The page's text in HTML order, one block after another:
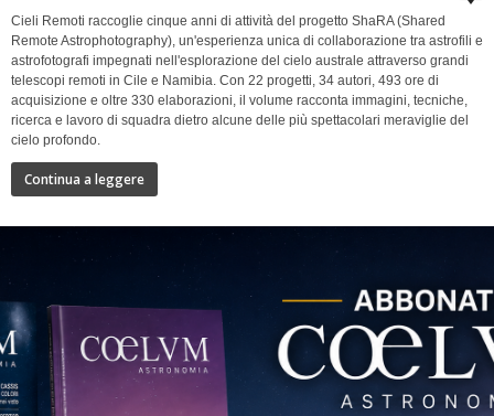
Cieli Remoti raccoglie cinque anni di attività del progetto ShaRA (Shared
Remote Astrophotography), un'esperienza unica di collaborazione tra astrofili e
astrofotografi impegnati nell'esplorazione del cielo australe attraverso grandi
telescopi remoti in Cile e Namibia. Con 22 progetti, 34 autori, 493 ore di
acquisizione e oltre 330 elaborazioni, il volume racconta immagini, tecniche,
ricerca e lavoro di squadra dietro alcune delle più spettacolari meraviglie del
cielo profondo.
Continua a leggere